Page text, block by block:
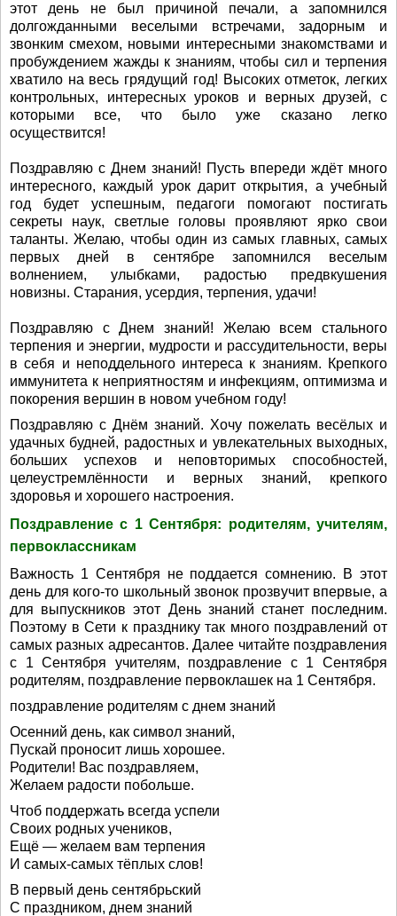
этот день не был причиной печали, а запомнился
долгожданными веселыми встречами, задорным и
звонким смехом, новыми интересными знакомствами и
пробуждением жажды к знаниям, чтобы сил и терпения
хватило на весь грядущий год! Высоких отметок, легких
контрольных, интересных уроков и верных друзей, с
которыми все, что было уже сказано легко
осуществится!
Поздравляю с Днем знаний! Пусть впереди ждёт много
интересного, каждый урок дарит открытия, а учебный
год будет успешным, педагоги помогают постигать
секреты наук, светлые головы проявляют ярко свои
таланты. Желаю, чтобы один из самых главных, самых
первых дней в сентябре запомнился веселым
волнением, улыбками, радостью предвкушения
новизны. Старания, усердия, терпения, удачи!
Поздравляю с Днем знаний! Желаю всем стального
терпения и энергии, мудрости и рассудительности, веры
в себя и неподдельного интереса к знаниям. Крепкого
иммунитета к неприятностям и инфекциям, оптимизма и
покорения вершин в новом учебном году!
Поздравляю с Днём знаний. Хочу пожелать весёлых и
удачных будней, радостных и увлекательных выходных,
больших успехов и неповторимых способностей,
целеустремлённости и верных знаний, крепкого
здоровья и хорошего настроения.
Поздравление с 1 Сентября: родителям, учителям,
первоклассникам
Важность 1 Сентября не поддается сомнению. В этот
день для кого-то школьный звонок прозвучит впервые, а
для выпускников этот День знаний станет последним.
Поэтому в Сети к празднику так много поздравлений от
самых разных адресантов. Далее читайте поздравления
с 1 Сентября учителям, поздравление с 1 Сентября
родителям, поздравление первоклашек на 1 Сентября.
поздравление родителям с днем знаний
Осенний день, как символ знаний,
Пускай проносит лишь хорошее.
Родители! Вас поздравляем,
Желаем радости побольше.
Чтоб поддержать всегда успели
Своих родных учеников,
Ещё — желаем вам терпения
И самых-самых тёплых слов!
В первый день сентябрьский
С праздником, днем знаний